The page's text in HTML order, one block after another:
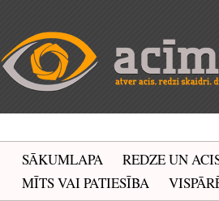
SĀKUMLAPA REDZE UN
MĪTS VAI PATIESĪBA